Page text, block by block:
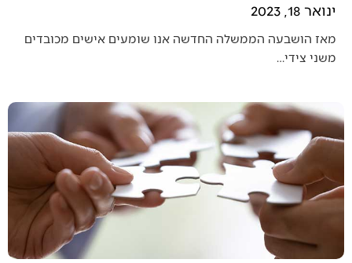
ינואר 18, 2023
מאז הושבעה הממשלה החדשה אנו שומעים אישים מכובדים
משני צידי…